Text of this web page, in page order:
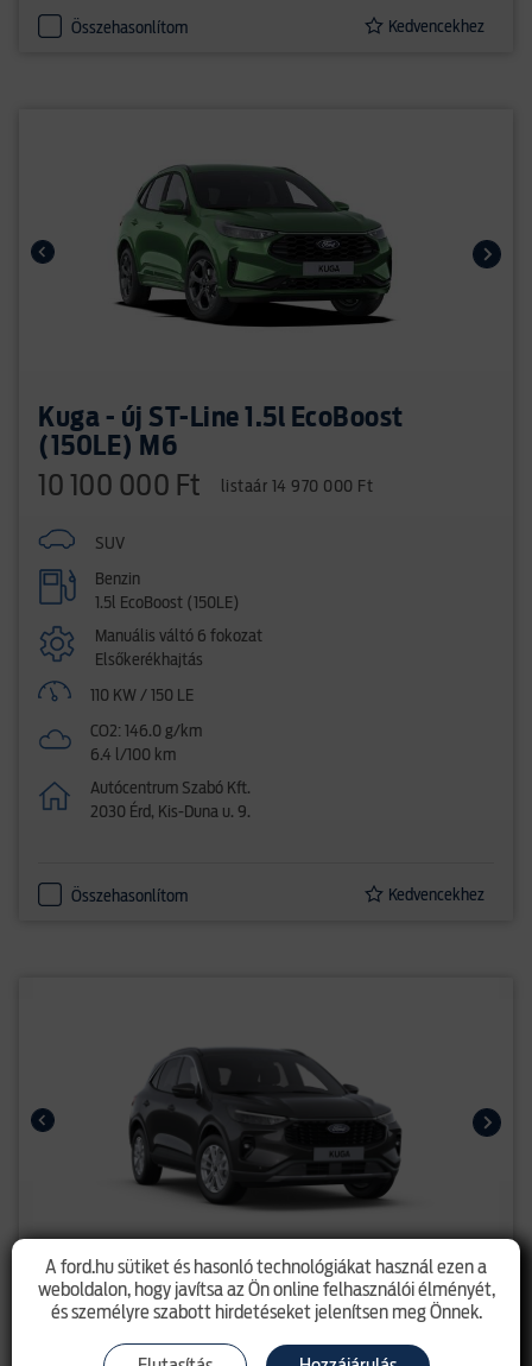
Összehasonlítom Kedvencekhez
Kuga - új ST-Line 1.5l EcoBoost
(150LE) M6
10 100 000 Ft listaár 14 970 000 Ft
SUV
Benzin
1.5l EcoBoost (150LE)
Manuális váltó 6 fokozat
Elsőkerékhajtás
110 KW / 150 LE
CO2: 146.0 g/km
6.4 l/100 km
Autócentrum Szabó Kft.
2030 Érd, Kis-Duna u. 9.
Összehasonlítom Kedvencekhez
Kuga - új Titanium 1.5l EcoBoost
(186LE) A8
10 155 000 Ft listaár 14 695 000 Ft
A ford.hu sütiket és hasonló technológiákat használ ezen a
weboldalon, hogy javítsa az Ön online felhasználói élményét,
és személyre szabott hirdetéseket jelenítsen meg Önnek.